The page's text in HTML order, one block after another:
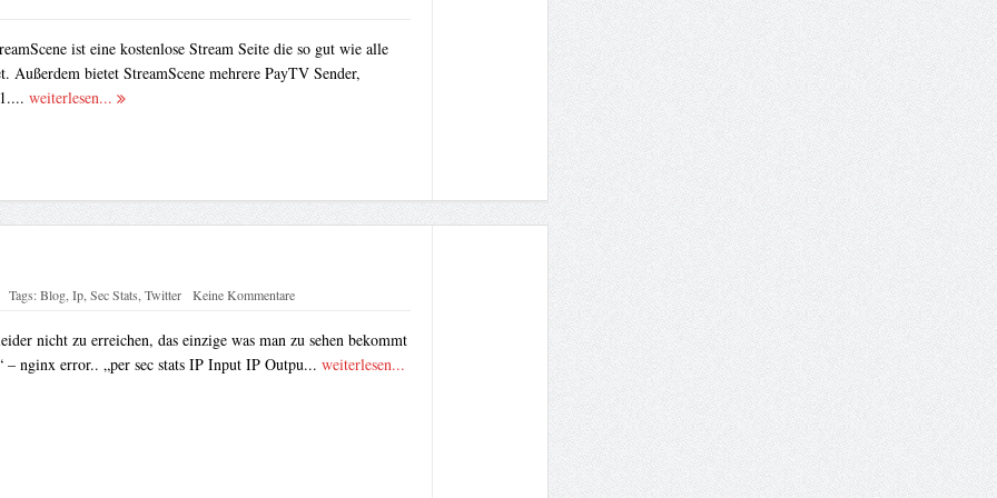
ist eine kostenlose Stream Seite die so gut wie alle
Außerdem bietet StreamScene mehrere PayTV Sender,
weiterlesen...
Tags:Blog,Ip,Sec Stats,Twitter Keine Kommentare
nicht zu erreichen, das einzige was man zu sehen bekommt
– nginx error.. „per sec stats IP Input IP Outpu... weiterlesen...